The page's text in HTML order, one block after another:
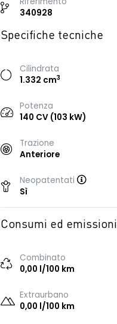
340928
Specifiche tecniche
Cilindrata
1.332 cm3
Potenza
140 CV (103 kW)
Trazione
Anteriore
Neopatentati
Sì
Consumi ed emissioni
Combinato
0,00 l/100 km
Extraurbano
0,00 l/100 km